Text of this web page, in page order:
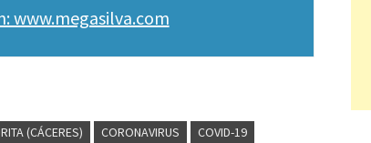
www.megasilva.com
(CÁCERES) CORONAVIRUS
COVID-19